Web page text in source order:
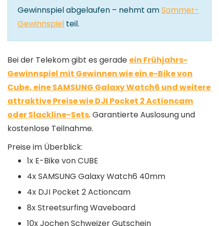
Gewinnspiel abgelaufen – nehmt amSommer-
Gewinnspiel teil.
Bei der Telekom gibt es gerade ein Frühjahrs-
Gewinnspiel mit Gewinnen wie ein e-Bike von
Cube, eine SAMSUNG Galaxy Watch6 und weitere
attraktive Preise wie DJI Pocket 2 Actioncam
oder Slackline-Sets. Garantierte Auslosung und
kostenlose Teilnahme.
Preise im Überblick:
1x E-Bike von CUBE
4x SAMSUNG Galaxy Watch6 40mm
4x DJI Pocket 2 Actioncam
8x Streetsurfing Waveboard
10x Jochen Schweizer Gutschein